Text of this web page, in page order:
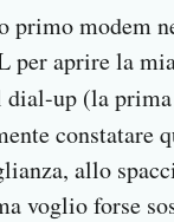
modem
aprire la
up (la
constatare
allo
voglio forse